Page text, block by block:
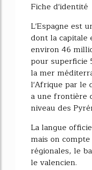
Fiche d'identité
L'Espagne est
dont la capitale
environ 46
pour superficie
la mer
l'Afrique par le
a une frontière
niveau des
La langue
mais on
régionales, le
le valencien.